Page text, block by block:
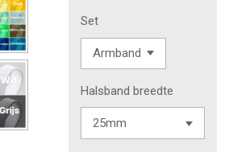
Set
Halsband breedte